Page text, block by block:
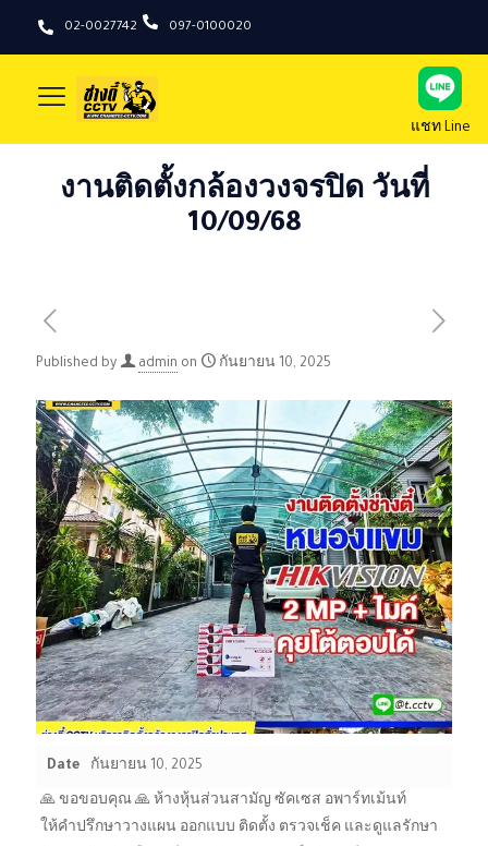
02-0027742 097-0100020
แชท Line
งานติดตั้งกล้องวงจรปิด วันที่
10/09/68
Published by admin on กันยายน 10, 2025
Date กันยายน 10, 2025
🙏 ขอขอบคุณ 🙏 ห้างหุ้นส่วนสามัญ ซัคเซส อพาร์ทเม้นท์
ให้คำปรึกษาวางแผน ออกแบบ ติดตั้ง ตรวจเช็ค และดูแลรักษา